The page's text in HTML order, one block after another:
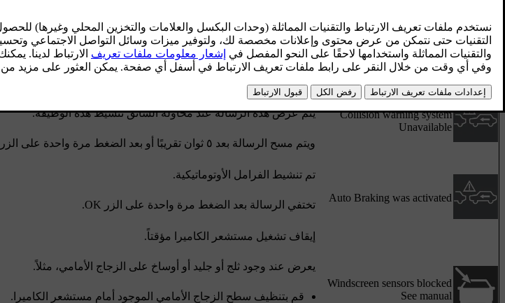
Collision warning system
OFF
تعرض عند بدء تشغيل المحرك.
ويتم مسح الرسالة بعد٥ ثوان تقريبًا أو بعد الضغط مرة واحدة على الزر
Collision warning system
Unavailable
يتعذر تنشيط نظام التحذير من الاصطدام.
يتم عرض هذه الرسالة عند محاولة السائق تنشيط هذه الوظيفة.
ويتم مسح الرسالة بعد ٥ ثوان تقريبًا أو بعد الضغط مرة واحدة على الزر
Auto Braking was activated
تم تنشيط الفرامل الأوتوماتيكية.
تختفي الرسالة بعد الضغط مرة واحدة على الزر OK
.
Windscreen sensors blocked
See manual
إيقاف تشغيل مستشعر الكاميرا مؤقتاً.
يعرض عند وجود ثلج أو جليد أو أوساخ على الزجاج الأمامي، مثلاً.
قم بتنظيف سطح الزجاج الأمامي الموجود أمام مستشعر الكاميرا.